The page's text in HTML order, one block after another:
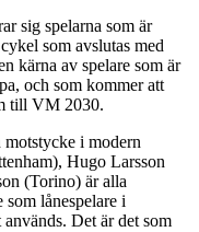
sig spelarna som är
som avslutas med
kärna av spelare som är
och som kommer att
till VM 2030.
i modern
Hugo Larsson
(Torino) är alla
lånespelare i
Det är det som